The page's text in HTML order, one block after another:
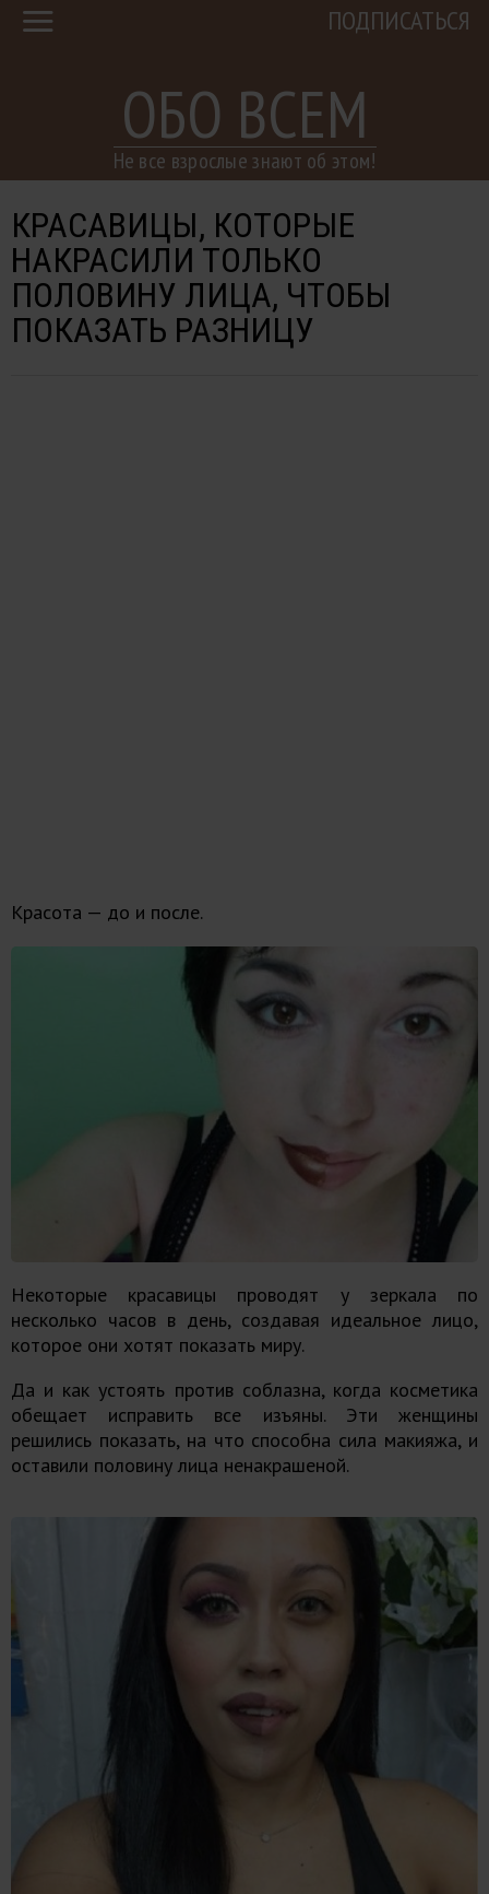
ОБО ВСЕМ
Не все взрослые знают об этом!
ПОДПИСАТЬСЯ
КРАСАВИЦЫ, КОТОРЫЕ
НАКРАСИЛИ ТОЛЬКО
ПОЛОВИНУ ЛИЦА, ЧТОБЫ
ПОКАЗАТЬ РАЗНИЦУ
Красота — до и после.
Некоторые красавицы проводят у зеркала по
несколько часов в день, создавая идеальное лицо,
которое они хотят показать миру.
Да и как устоять против соблазна, когда косметика
обещает исправить все изъяны. Эти женщины
решились показать, на что способна сила макияжа, и
оставили половину лица ненакрашеной.